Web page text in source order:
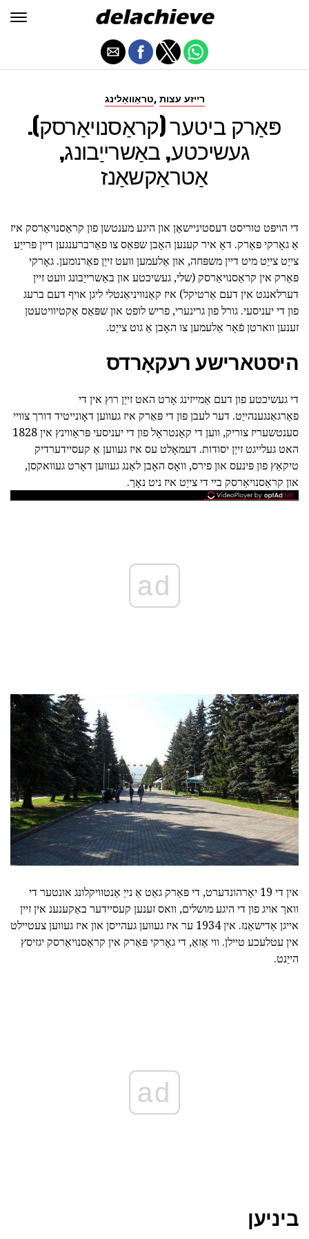
טראַוואַלינג, רייזע עצות
פּאַרק ביטער (קראַסנויאַרסק).
געשיכטע, באַשרייַבונג,
אַטראַקשאַנז
די הויפּט טוריסט דעסטיניישאַן און היגע מענטשן פון קראַסנויאַרסק איז
אַ גאָרקי פּאַרק. דאָ איר קענען האָבן שפּאַס צו פאַרברענגען דיין פרייַע
צייַט צייַט מיט דיין משפּחה, און אַלעמען וועט זייַן פאַרנומען. גאָרקי
פּאַרק אין קראַסנויאַרסק (שלי, געשיכטע און באַשרייַבונג וועט זיין
דערלאנגט אין דעם אַרטיקל) איז קאַנוויניאַנטלי ליגן אויף דעם ברעג
פון די יעניסעי. גורל פון גרינערי, פריש לופט און שפּאַס אַקטיוויטעטן
זענען ווארטן פֿאַר אַלעמען צו האָבן אַ גוט צייַט.
היסטארישע רעקאָרדס
די געשיכטע פון דעם אַמייזינג אָרט האט זייַן רוץ אין די
פאַרגאַנגענהייַט. דער לעבן פון די פּאַרק איז געווען דאָונייטיד דורך צוויי
סענטשעריז צוריק, ווען די קאָנטראָל פון די יעניסעי פּראָווינץ אין 1828
האט געלייגט זייַן יסודות. דעמאָלט עס איז געווען אַ קעסיידערדיק
טיקאַץ פון פּינעס און פירס, וואָס האָבן לאַנג געווען דאָרט געוואקסן,
און קראַסנויאַרסק ביי די צייַט איז ניט נאָך.
ad
אין די 19 יאָרהונדערט, די פּאַרק גאַט אַ נייַ אַנטוויקלונג אונטער די
וואך אויג פון די היגע מושלים, וואס זענען קעסיידער באַקענענ אין זיין
אייגן אַדישאַנז. אין 1934 ער איז געווען געהייסן און איז געווען צעטיילט
אין עטלעכע טיילן. ווי אַזאַ, די גאָרקי פּאַרק אין קראַסנויאַרסק יגזיסץ
הייַנט.
ad
ביניען